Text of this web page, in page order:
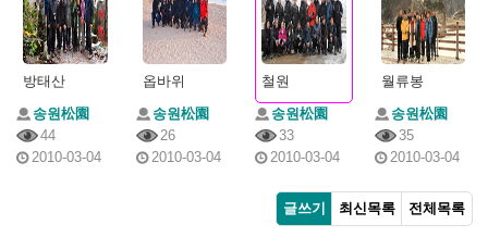
방태산
송원松園
44
2010-03-04
옵바위
송원松園
26
2010-03-04
철원
송원松園
33
2010-03-04
월류봉
송원松園
35
2010-03-04
글쓰기 최신목록 전체목록